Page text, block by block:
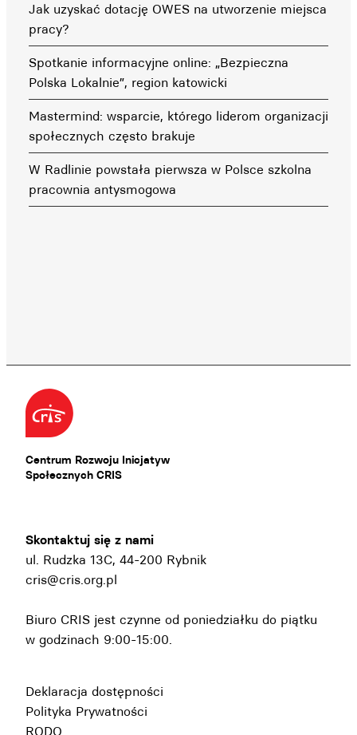
Jak uzyskać dotację OWES na utworzenie miejsca
pracy?
Spotkanie informacyjne online: „Bezpieczna
Polska Lokalnie”, region katowicki
Mastermind: wsparcie, którego liderom organizacji
społecznych często brakuje
W Radlinie powstała pierwsza w Polsce szkolna
pracownia antysmogowa
Centrum Rozwoju Inicjatyw
Społecznych CRIS
Skontaktuj się z nami
ul. Rudzka 13C, 44-200 Rybnik
cris@cris.org.pl
Biuro CRIS jest czynne od poniedziałku do piątku
w godzinach 9:00-15:00.
Deklaracja dostępności
Polityka Prywatności
RODO